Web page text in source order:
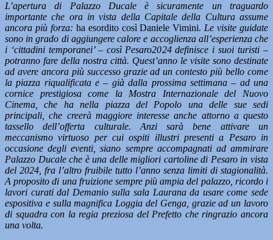
L’apertura di Palazzo Ducale è sicuramente un traguardo
importante che ora in vista della Capitale della Cultura assume
ancora più forza: ha esordito così Daniele Vimini. Le visite guidate
sono in grado di aggiungere calore e accoglienza all’esperienza che
i ‘cittadini temporanei’ – così Pesaro2024 definisce i suoi turisti –
potranno fare della nostra città. Quest’anno le visite sono destinate
ad avere ancora più successo grazie ad un contesto più bello come
la piazza riqualificata e – già dalla prossima settimana – ad una
cornice prestigiosa come la Mostra Internazionale del Nuovo
Cinema, che ha nella piazza del Popolo una delle sue sedi
principali, che creerà maggiore interesse anche attorno a questo
tassello dell’offerta culturale. Anzi sarà bene attivare un
meccanismo virtuoso per cui ospiti illustri presenti a Pesaro in
occasione degli eventi, siano sempre accompagnati ad ammirare
Palazzo Ducale che è una delle migliori cartoline di Pesaro in vista
del 2024, fra l’altro fruibile tutto l’anno senza limiti di stagionalità.
A proposito di una fruizione sempre più ampia del palazzo, ricordo i
lavori curati dal Demanio sulla sala Laurana da usare come sede
espositiva e sulla magnifica Loggia del Genga, grazie ad un lavoro
di squadra con la regia preziosa del Prefetto che ringrazio ancora
una volta.